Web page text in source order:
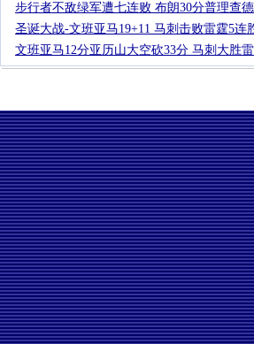
步行者不敌绿军遭七连败 布朗30分普理查
圣诞大战-文班亚马19+11 马刺击败雷霆5连
文班亚马12分亚历山大空砍33分 马刺大胜